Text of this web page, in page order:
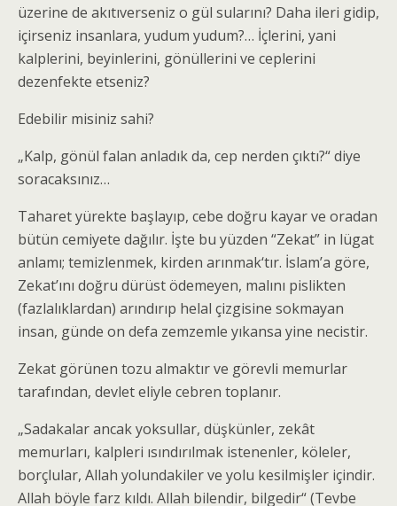
üzerine de akıtıverseniz o gül sularını? Daha ileri gidip,
içirseniz insanlara, yudum yudum?… İçlerini, yani
kalplerini, beyinlerini, gönüllerini ve ceplerini
dezenfekte etseniz?
Edebilir misiniz sahi?
„Kalp, gönül falan anladık da, cep nerden çıktı?“ diye
soracaksınız…
Taharet yürekte başlayıp, cebe doğru kayar ve oradan
bütün cemiyete dağılır. İşte bu yüzden “Zekat” in lügat
anlamı; temizlenmek, kirden arınmak‘tır. İslam’a göre,
Zekat’ını doğru dürüst ödemeyen, malını pislikten
(fazlalıklardan) arındırıp helal çizgisine sokmayan
insan, günde on defa zemzemle yıkansa yine necistir.
Zekat görünen tozu almaktır ve görevli memurlar
tarafından, devlet eliyle cebren toplanır.
„Sadakalar ancak yoksullar, düşkünler, zekât
memurları, kalpleri ısındırılmak istenenler, köleler,
borçlular, Allah yolundakiler ve yolu kesilmişler içindir.
Allah böyle farz kıldı. Allah bilendir, bilgedir“ (Tevbe